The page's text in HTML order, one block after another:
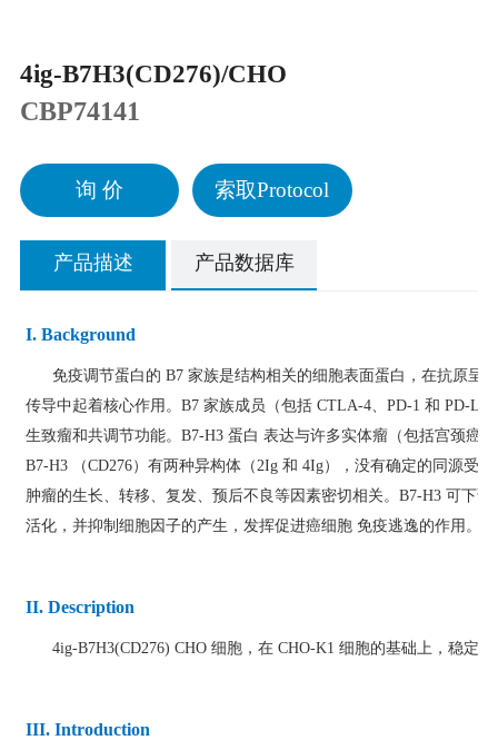
4ig-B7H3(CD276)/CHO
CBP74141
询 价 索取Protocol
产品描述 产品数据库
I. Background
免疫调节蛋白的 B7 家族是结构相关的细胞表面蛋白，在抗原呈
传导中起着核心作用。B7 家族成员（包括 CTLA-4、PD-1 和 PD-
生致瘤和共调节功能。B7-H3 蛋白 表达与许多实体瘤（包括宫颈癌
B7-H3 （CD276）有两种异构体（2Ig 和 4Ig），没有确定的同源受
肿瘤的生长、转移、复发、预后不良等因素密切相关。B7-H3 可下
活化，并抑制细胞因子的产生，发挥促进癌细胞 免疫逃逸的作用。
II. Description
4ig-B7H3(CD276) CHO 细胞，在 CHO-K1 细胞的基础上，稳定表
III. Introduction